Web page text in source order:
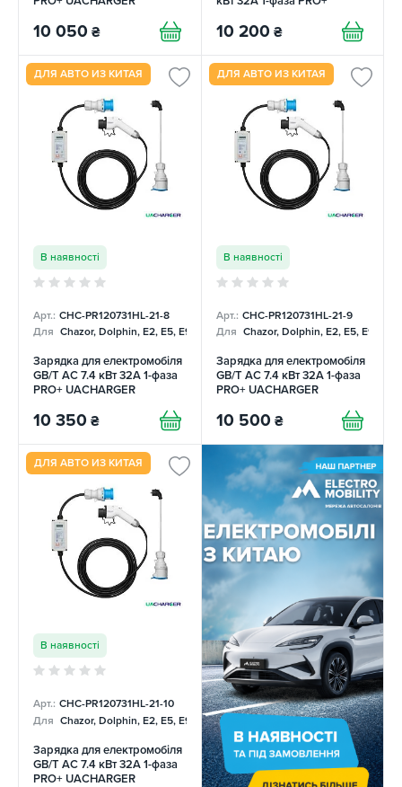
10 050 ₴ 10 200 ₴
ДЛЯ АВТО ИЗ КИТАЯ
В наявності
Арт.: CHC-PR120731HL-21-8
Для Chazor, Dolphin, E2, E5, E9, Mercedes
Зарядка для електромобіля
GB/T AC 7.4 кВт 32А 1-фаза
PRO+ UACHARGER
10 350 ₴
ДЛЯ АВТО ИЗ КИТАЯ
В наявності
Арт.: CHC-PR120731HL-21-9
Для Chazor, Dolphin, E2, E5, E9,
Зарядка для електромобіля
GB/T AC 7.4 кВт 32А 1-фаза
PRO+ UACHARGER
10 500 ₴
ДЛЯ АВТО ИЗ КИТАЯ
В наявності
Арт.: CHC-PR120731HL-21-10
Для Chazor, Dolphin, E2, E5, E9, Mercedes
Зарядка для електромобіля
GB/T AC 7.4 кВт 32А 1-фаза
PRO+ UACHARGER